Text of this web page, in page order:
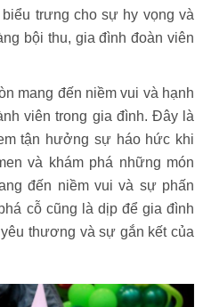
trưng cho sự hy vọng và
bội thu, gia đình đoàn viên
mang đến niềm vui và hạnh
viên trong gia đình. Đây là
tận hưởng sự háo hức khi
và khám phá những món
đến niềm vui và sự phấn
cỗ cũng là dịp để gia đình
thương và sự gắn kết của